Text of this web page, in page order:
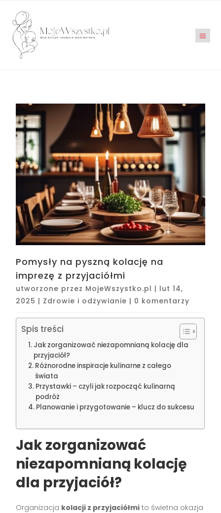
Pomysły na pyszną kolację na
imprezę z przyjaciółmi
utworzone przez MojeWszystko.pl | lut 14,
2025 | Zdrowie i odżywianie | 0 komentarzy
Spis treści
Jak zorganizować niezapomnianą kolację dla
przyjaciół?
Różnorodne inspiracje kulinarne z całego
świata
Przystawki – czyli jak rozpocząć kulinarną
podróż
Planowanie i przygotowanie – klucz do sukcesu
Jak zorganizować
niezapomnianą kolację
dla przyjaciół?
Organizacja kolacji z przyjaciółmi to świetna okazja